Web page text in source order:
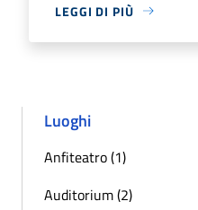
LEGGI DI PIÙ
Luoghi
Anfiteatro (1)
Auditorium (2)